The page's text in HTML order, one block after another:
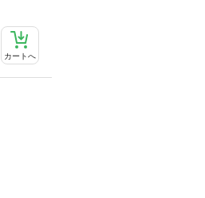
カートへ